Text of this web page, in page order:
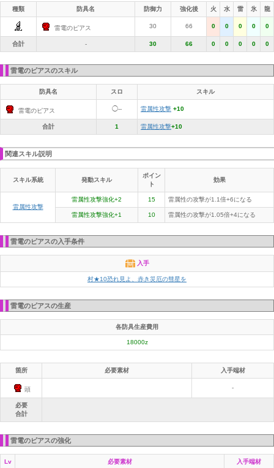
種類 防具名 防御力 強化後 火 水 雷 氷 龍
雷電のピアス 30 66 0 0 0 0 0
合計 - 30 66 0 0 0 0 0
雷電のピアスのスキル
防具名 スロ スキル
雷電のピアス ◯-- 雷属性攻撃 +10
合計 1 雷属性攻撃+10
関連スキル説明
スキル系統 発動スキル
ポイン
ト
効果
雷属性攻撃
雷属性攻撃強化+2 15 雷属性の攻撃が1.1倍+6になる
雷属性攻撃強化+1 10 雷属性の攻撃が1.05倍+4になる
雷電のピアスの入手条件
入手
村★10恐れ見よ、赤き災厄の彗星を
雷電のピアスの生産
各防具生産費用
18000z
箇所 必要素材 入手端材
頭 -
必要
合計
雷電のピアスの強化
Lv 必要素材 入手端材